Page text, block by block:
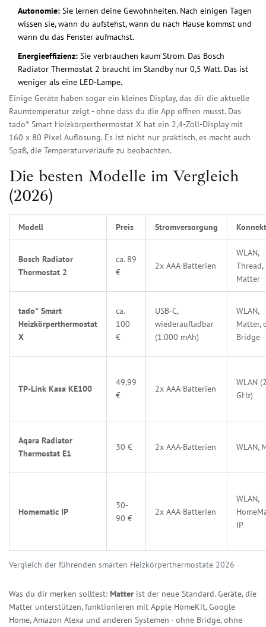
Autonomie: Sie lernen deine Gewohnheiten. Nach einigen Tagen
wissen sie, wann du aufstehst, wann du nach Hause kommst und
wann du das Fenster aufmachst.
Energieeffizienz: Sie verbrauchen kaum Strom. Das Bosch
Radiator Thermostat 2 braucht im Standby nur 0,5 Watt. Das ist
weniger als eine LED-Lampe.
Einige Geräte haben sogar ein kleines Display, das dir die aktuelle
Raumtemperatur zeigt - ohne dass du die App öffnen musst. Das
tado° Smart Heizkörperthermostat X hat ein 2,4-Zoll-Display mit
160 x 80 Pixel Auflösung. Es ist nicht nur praktisch, es macht auch
Spaß, die Temperaturverläufe zu beobachten.
Die besten Modelle im Vergleich
(2026)
Vergleich der führenden smarten Heizkörperthermostate 2026
Modell Preis Stromversorgung
Bosch Radiator
Thermostat 2
ca. 89
€
2x AAA-Batterien
WLAN,
Thread,
Matter
tado° Smart
Heizkörperthermostat
X
ca.
100
€
USB-C,
wiederaufladbar
(1.000 mAh)
WLAN,
Matter,
Bridge
TP-Link Kasa KE100
49,99
€
2x AAA-Batterien
WLAN
GHz)
Aqara Radiator
Thermostat E1
30 € 2x AAA-Batterien WLAN,
Homematic IP
30-
90 €
2x AAA-Batterien
WLAN,
IP
Was du dir merken solltest: Matter ist der neue Standard. Geräte, die
Matter unterstützen, funktionieren mit Apple HomeKit, Google
Home, Amazon Alexa und anderen Systemen - ohne Bridge, ohne